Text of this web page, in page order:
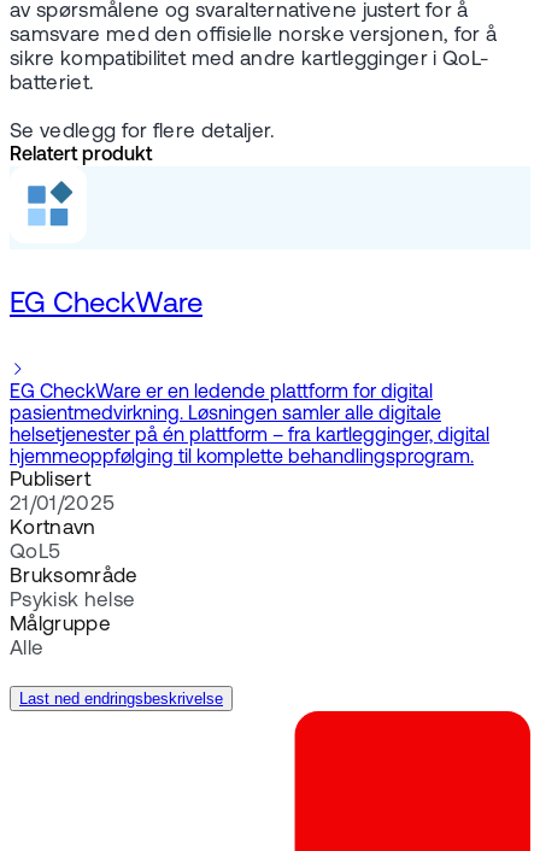
av spørsmålene og svaralternativene justert for å
samsvare med den offisielle norske versjonen, for å
sikre kompatibilitet med andre kartlegginger i QoL-
batteriet.
Se vedlegg for flere detaljer.
Relatert produkt
EG CheckWare
EG CheckWare er en ledende plattform for digital
pasientmedvirkning. Løsningen samler alle digitale
helsetjenester på én plattform – fra kartlegginger, digital
hjemmeoppfølging til komplette behandlingsprogram.
Publisert
21/01/2025
Kortnavn
QoL5
Bruksområde
Psykisk helse
Målgruppe
Alle
Last ned endringsbeskrivelse